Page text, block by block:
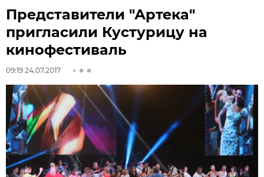
Представители "Артека"
пригласили Кустурицу на
кинофестиваль
09:19 24.07.2017